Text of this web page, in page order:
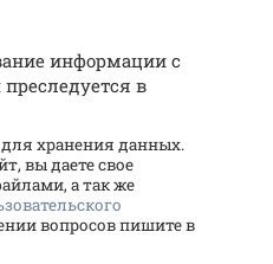
информации с
преследуется в
для хранения данных.
вы даете свое
а так же
вопросов пишите в